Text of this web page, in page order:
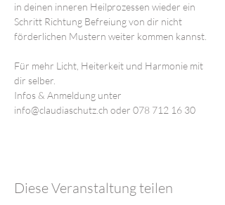
in deinen inneren Heilprozessen wieder ein
Schritt Richtung Befreiung von dir nicht
förderlichen Mustern weiter kommen kannst.
Für mehr Licht, Heiterkeit und Harmonie mit
dir selber.
Infos & Anmeldung unter
info@claudiaschutz.ch oder 078 712 16 30
Diese Veranstaltung teilen